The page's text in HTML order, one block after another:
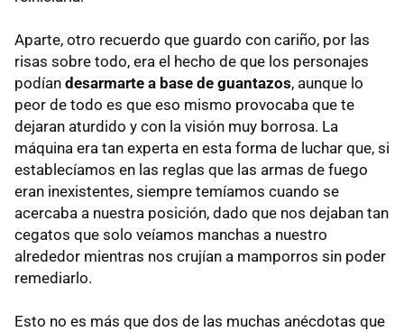
Aparte, otro recuerdo que guardo con cariño, por las
risas sobre todo, era el hecho de que los personajes
podían desarmarte a base de guantazos, aunque lo
peor de todo es que eso mismo provocaba que te
dejaran aturdido y con la visión muy borrosa. La
máquina era tan experta en esta forma de luchar que, si
establecíamos en las reglas que las armas de fuego
eran inexistentes, siempre temíamos cuando se
acercaba a nuestra posición, dado que nos dejaban tan
cegatos que solo veíamos manchas a nuestro
alrededor mientras nos crujían a mamporros sin poder
remediarlo.
Esto no es más que dos de las muchas anécdotas que